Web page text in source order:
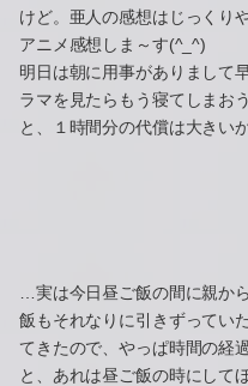
けど。亜人の感想はじっくり
アニメ感想しま～す(^_^)
明日は朝に用事がありまして
ラマを見たらもう寝てしまお
と、１時間分の代償は大きい
…実は今日昼ご飯の間に親か
飯もそれなりに引きずってい
てきたので、やっぱ時間の経
と、あれは昼ご飯の時にして